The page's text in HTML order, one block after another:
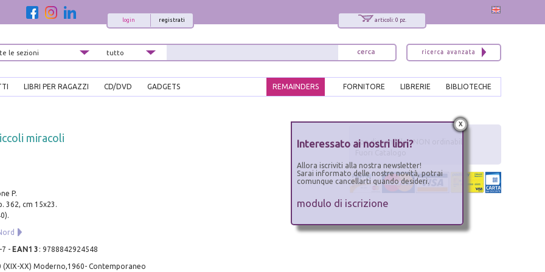
articoli: 0 pz.
registrati
login
LIBRI PER RAGAZZI CD/DVD GADGETS BIBLIOTECHE
LIBRERIE
FORNITORE
REMAINDERS
miracoli
P.
362, cm 15x23.
7 - EAN13 : 9788842924548
(XIX-XX) Moderno,1960- Contemporaneo
non disponibile - NON ordinabile
x
Interessato ai nostri libri?
Allora iscriviti alla nostra newsletter!
Sarai informato delle nostre novità, potrai
comunque cancellarti quando desideri.
modulo di iscrizione